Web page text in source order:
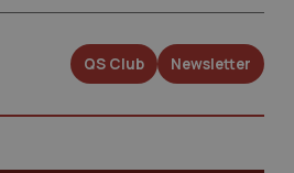
QS Club Newsletter